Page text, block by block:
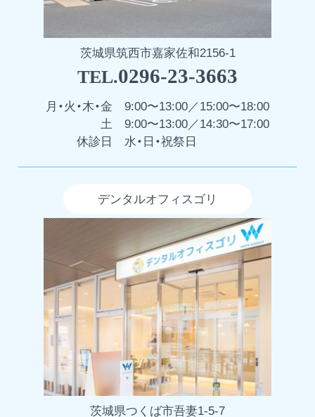
茨城県筑西市嘉家佐和2156-1
TEL.0296-23-3663
月・火・木・金
9:00〜13:00／15:00〜18:00
土
9:00〜13:00／14:30〜17:00
休診日
水・日・祝祭日
デンタルオフィスゴリ
茨城県つくば市吾妻1-5-7